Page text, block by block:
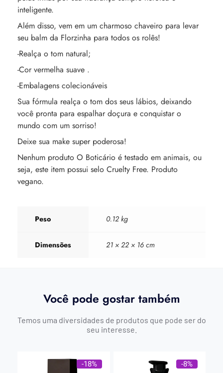
inteligente.
Além disso, vem em um charmoso chaveiro para levar
seu balm da Florzinha para todos os rolês!
-Realça o tom natural;
-Cor vermelha suave .
-Embalagens colecionáveis
Sua fórmula realça o tom dos seus lábios, deixando
você pronta para espalhar doçura e conquistar o
mundo com um sorriso!
Deixe sua make super poderosa!
Nenhum produto O Boticário é testado em animais, ou
seja, este item possui selo Cruelty Free. Produto
vegano.
Peso 0.12 kg
Dimensões 21 × 22 × 16 cm
Você pode gostar também
Temos uma diversidades de produtos que pode ser do
seu interesse.
-18% -8%